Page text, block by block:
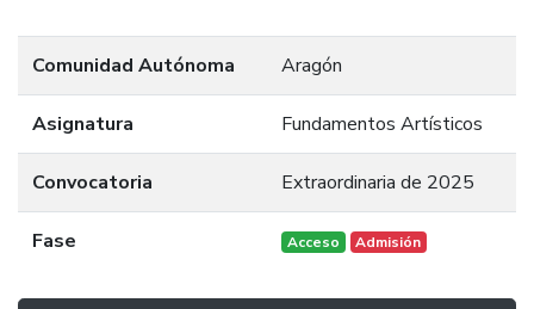
Comunidad Autónoma Aragón
Asignatura Fundamentos Artísticos
Convocatoria Extraordinaria de 2025
Fase Acceso Admisión